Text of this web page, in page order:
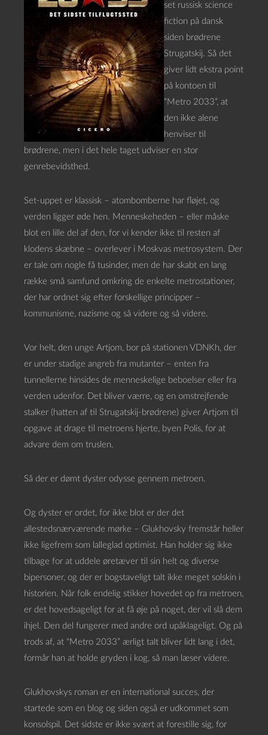
set russisk science
fiction på dansk
siden brødrene
Strugatskij. Så det
giver lidt ekstra point
på kontoen til
“Metro 2033”, at
den ikke alene
henviser til
brødrene, men i det hele taget udviser en stor
genrebevidsthed.
Set-uppet er klassisk – atombomberne har fløjet, og
verden ligger øde hen. Menneskeheden – eller måske
blot en lille del af den, for vi kender ikke til resten af
klodens skæbne – overlever i Moskvas metrosystem. Der
er tale om nogle få tusinder, men de har skabt en lang
række små samfund omkring de enkelte metrostationer,
der har ordnet sig efter forskellige principper –
kommunisme, nazisme og så videre og så videre.
Vor helt, den unge Artjom, bor på stationen VDNKh, der
er under stadige angreb fra mutanter – enten fra
tunnellerne hinsides de menneskelige beboelser eller fra
verden udenfor. Det bliver værre, og en omstrejfende
stalker (hatten af til Strugatskij-brødrene) giver Artjom til
opgave at drage til metroens hjerte, byen Polis, for at
advare dem om truslen.
Så der er dømt dyster odysse gennem metroen.
Og dyster er ordet, for ikke blot er der det
allestedsnærværende mørke – Glukhovsky fremstår heller
ikke ligefrem som lalleglad optimist. Han holder sig ikke
tilbage for at uddele øretæver til sin helt og diverse
bipersoner, og der er bogstaveligt talt ikke meget solskin i
historien. Når folk endelig stikker hovedet op fra metroen,
er det hovedsageligt for at få øje på noget, der vil slå dem
ihjel. Den del fungerer med andre ord upåklageligt. Og på
trods af, at “Metro 2033” ærligt talt bliver lidt lang i det,
formår han at holde gryden i kog, så man læser videre.
Glukhovskys roman er en international succes, der
startede som en blog og siden også er udkommet som
konsolspil. Det sidste er ikke svært at forestille sig, for